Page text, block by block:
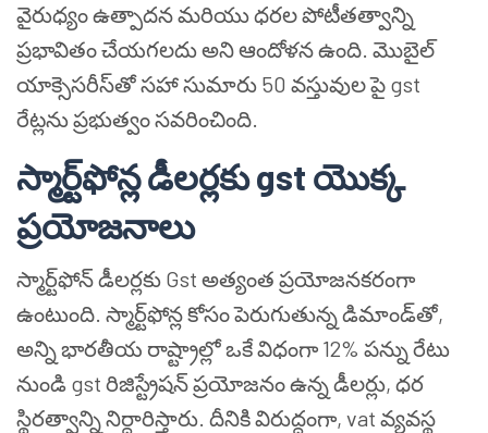
వైరుధ్యం ఉత్పాదన మరియు ధరల పోటీతత్వాన్ని
ప్రభావితం చేయగలదు అని ఆందోళన ఉంది. మొబైల్
యాక్సెసరీస్‌తో సహా సుమారు 50 వస్తువుల పై gst
రేట్లను ప్రభుత్వం సవరించింది.
స్మార్ట్‌ఫోన్ల డీలర్లకు gst యొక్క
ప్రయోజనాలు
స్మార్ట్‌ఫోన్ డీలర్లకు Gst అత్యంత ప్రయోజనకరంగా
ఉంటుంది. స్మార్ట్‌ఫోన్ల కోసం పెరుగుతున్న డిమాండ్‌తో,
అన్ని భారతీయ రాష్ట్రాల్లో ఒకే విధంగా 12% పన్ను రేటు
నుండి gst రిజిస్ట్రేషన్ ప్రయోజనం ఉన్న డీలర్లు, ధర
స్థిరత్వాన్ని నిర్ధారిస్తారు. దీనికి విరుద్ధంగా, vat వ్యవస్థ